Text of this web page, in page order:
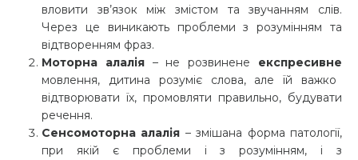
вловити зв’язок між змістом та звучанням слів.
Через це виникають проблеми з розумінням та
відтворенням фраз.
Моторна алалія– не розвинене експресивне
мовлення, дитина розуміє слова, але їй важко
відтворювати їх, промовляти правильно, будувати
речення.
Сенсомоторна алалія – змішана форма патології,
при якій є проблеми і з розумінням, і з